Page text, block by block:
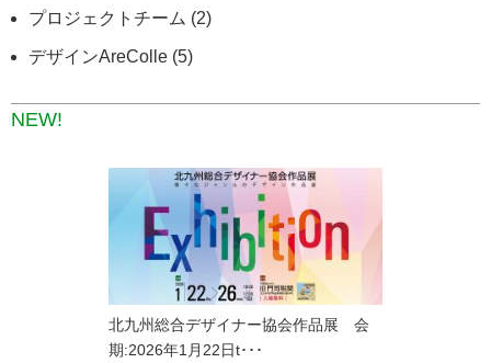
プロジェクトチーム (2)
デザインAreColle (5)
NEW!
北九州総合デザイナー協会作品展 会
期:2026年1月22日t･･･